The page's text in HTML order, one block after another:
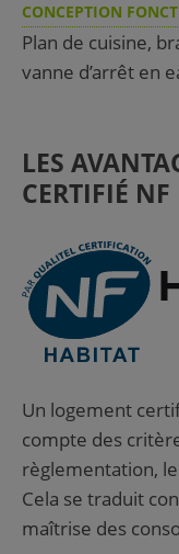
CONCEPTION
Plan de cuisine,
vanne d’arrêt en
LES
CERTIFIÉ
Un logement
compte des
règlementation,
Cela se traduit
maîtrise des